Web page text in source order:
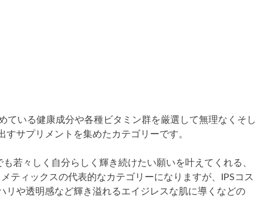
ている健康成分や各種ビタミン群を厳選して無理なくそし
サプリメントを集めたカテゴリーです。
若々しく自分らしく輝き続けたい願いを叶えてくれる、
ティックスの代表的なカテゴリーになりますが、IPSコス
リや透明感など輝き溢れるエイジレスな肌に導くなどの